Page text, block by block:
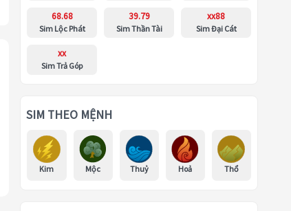
68.68
Sim Lộc Phát
39.79
Sim Thần Tài
xx88
Sim Đại Cát
xx
Sim Trả Góp
SIM THEO MỆNH
Kim Mộc Thuỷ Hoả Thổ